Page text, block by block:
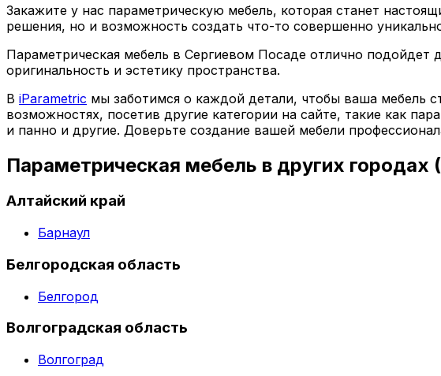
Закажите у нас параметрическую мебель, которая станет
решения, но и возможность создать что-то совершенно
Параметрическая мебель в Сергиевом Посаде отлично подойдет
оригинальность и эстетику пространства.
В iParametric мы заботимся о каждой детали, чтобы ваша мебель
возможностях, посетив другие категории на сайте, такие как
и панно и другие. Доверьте создание вашей мебели
Параметрическая мебель в других городах
Алтайский край
Барнаул
Белгородская область
Белгород
Волгоградская область
Волгоград